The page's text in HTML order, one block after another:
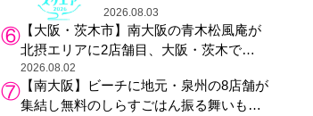
待
然氷まで人気店が集結、高
槻阪急スクエアで「かき
氷」祭り
2026.08.03
【大阪・茨木市】南大阪の青木松風庵が
北摂エリアに2店舗目、大阪・茨木で
も“焼きたて”の月化粧が食べられる
2026.08.02
【南大阪】ビーチに地元・泉州の8店舗が
集結し無料のしらすごはん振る舞いも、